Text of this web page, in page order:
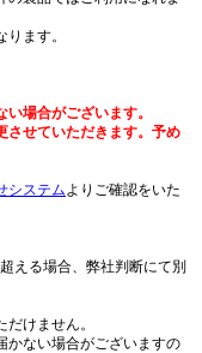
ます。
場合がございます。
させていただきます。予め
システムよりご確認をいた
える場合、弊社判断にて別
けません。
かない場合がございますの